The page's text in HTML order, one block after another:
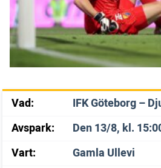
Vad:
IFK Göteborg –
Avspark:
Den 13/8, kl.
Vart:
Gamla Ullevi